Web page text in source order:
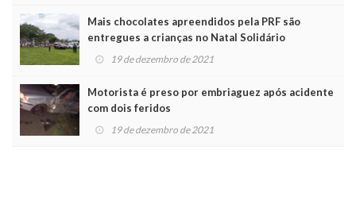
Mais chocolates apreendidos pela PRF são
entregues a crianças no Natal Solidário
19 de dezembro de 2021
Motorista é preso por embriaguez após acidente
com dois feridos
19 de dezembro de 2021